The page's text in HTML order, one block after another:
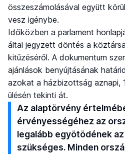
összeszámolásával együtt
vesz igénybe.
Időközben a parlament
által jegyzett döntés a
kitűzéséről. A dokumentum
ajánlások benyújtásának
azokat a házbizottság aznapi,
ülésén tekinti át.
Az alaptörvény
érvényességéhez az
legalább egyötödének
szükséges. Minden